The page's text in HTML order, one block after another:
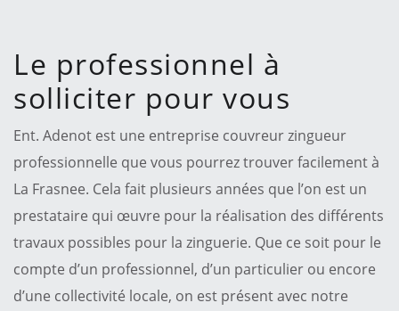
Le professionnel à
solliciter pour vous
Ent. Adenot est une entreprise couvreur zingueur
professionnelle que vous pourrez trouver facilement à
La Frasnee. Cela fait plusieurs années que l’on est un
prestataire qui œuvre pour la réalisation des différents
travaux possibles pour la zinguerie. Que ce soit pour le
compte d’un professionnel, d’un particulier ou encore
d’une collectivité locale, on est présent avec notre